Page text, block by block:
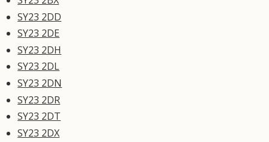
SY23 2DD
SY23 2DE
SY23 2DH
SY23 2DL
SY23 2DN
SY23 2DR
SY23 2DT
SY23 2DX